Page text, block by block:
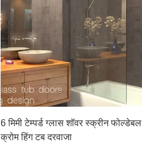
6 मिमी टेम्पर्ड ग्लास शॉवर स्क्रीन फोल्डेबल
क्रोम हिंग टब दरवाजा